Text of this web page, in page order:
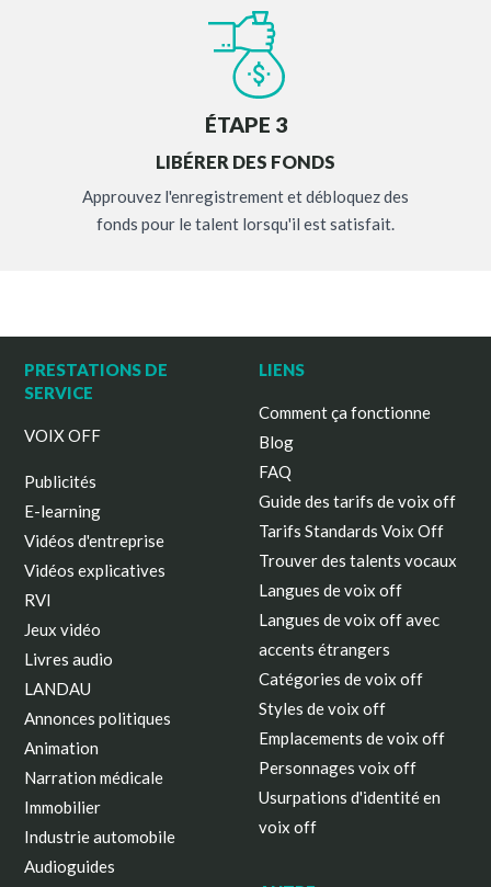
ÉTAPE 3
LIBÉRER DES FONDS
Approuvez l'enregistrement et débloquez des
fonds pour le talent lorsqu'il est satisfait.
PRESTATIONS DE
SERVICE
VOIX OFF
Publicités
E-learning
Vidéos d'entreprise
Vidéos explicatives
RVI
Jeux vidéo
Livres audio
LANDAU
Annonces politiques
Animation
Narration médicale
Immobilier
Industrie automobile
Audioguides
LIENS
Comment ça fonctionne
Blog
FAQ
Guide des tarifs de voix off
Tarifs Standards Voix Off
Trouver des talents vocaux
Langues de voix off
Langues de voix off avec
accents étrangers
Catégories de voix off
Styles de voix off
Emplacements de voix off
Personnages voix off
Usurpations d'identité en
voix off